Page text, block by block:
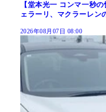
【堂本光一 コンマ一秒
ェラーリ、マクラーレン
2026年08月07日 08:00